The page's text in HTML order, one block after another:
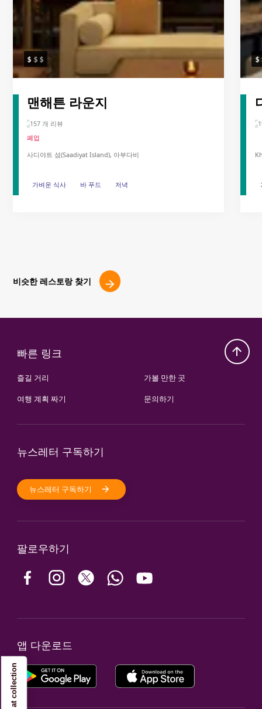
맨해튼 라운지
157 개 리뷰
폐업
사디야트 섬(Saadiyat Island), 아부다비
가벼운 식사 바 푸드 저녁
가벼운 식사 바 푸드 저녁
비슷한 레스토랑 찾기
빠른 링크
즐길 거리
여행 계획 짜기
가볼 만한 곳
문의하기
뉴스레터 구독하기
뉴스레터 구독하기
팔로우하기
앱 다운로드